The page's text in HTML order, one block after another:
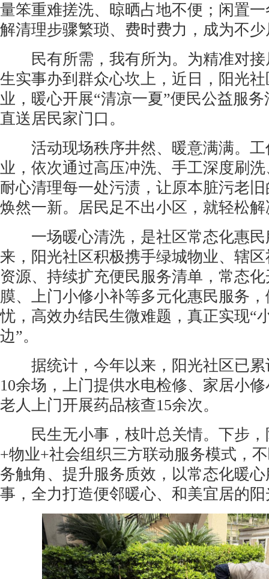
量笨重难搓洗、晾晒占地不便；闲置
解清理步骤繁琐、费时费力，成为不
民有所需，我有所为。为精准对接
生实事办到群众心坎上，近日，阳光
业，暖心开展“清凉一夏”便民公益服
直送居民家门口。
活动现场秩序井然、暖意满满。工
业，依次通过高压冲洗、手工深度刷
耐心清理每一处污渍，让原本脏污老
焕然一新。居民足不出小区，就轻松
一场暖心清洗，是社区常态化惠民
来，阳光社区积极携手绿城物业、辖
资源、持续扩充便民服务清单，常态
膜、上门小修小补等多元化惠民服务
忧，高效办结民生微难题，真正实现“
边”。
据统计，今年以来，阳光社区已累
10余场，上门提供水电检修、家居小
老人上门开展药品核查15余次。
民生无小事，枝叶总关情。下步，
+物业+社会组织三方联动服务模式，
务触角、提升服务质效，以常态化暖
事，全力打造便邻暖心、和美宜居的